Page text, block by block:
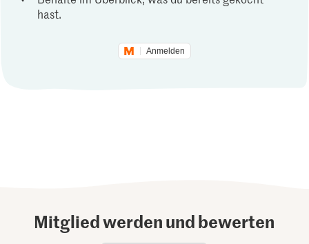
hast.
Anmelden
Mitglied werden und bewerten